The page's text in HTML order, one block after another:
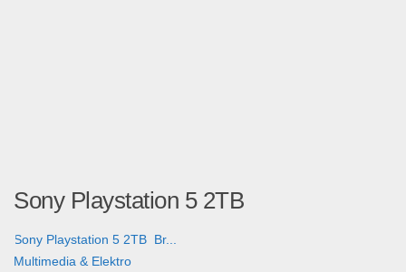
Sony Playstation 5 2TB
Sony Playstation 5 2TB Br...
Multimedia & Elektro